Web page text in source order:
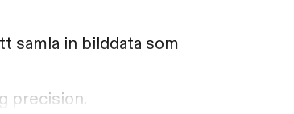
samla in bilddata som
precision.